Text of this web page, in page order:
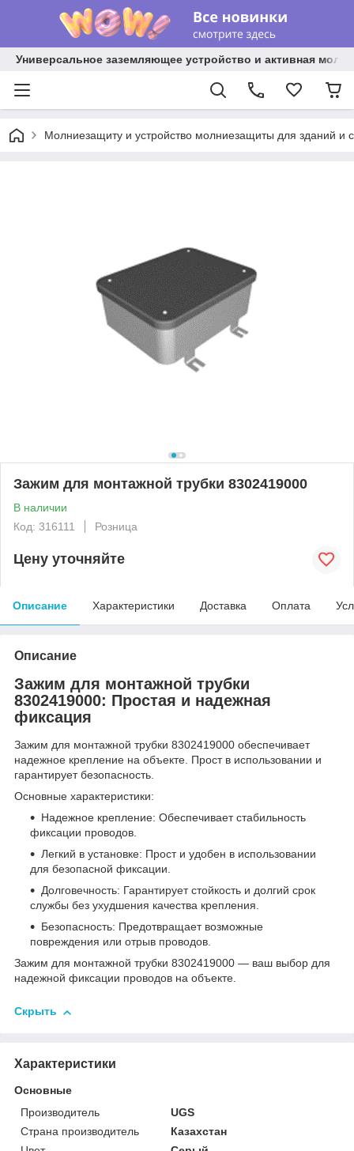
Универсальное заземляющее устройство и активная
Молниезащиту и устройство молниезащиты для зданий и
Зажим для монтажной трубки 8302419000
В наличии
Код: 316111
Розница
Цену уточняйте
Описание Характеристики Доставка Оплата
Описание
Зажим для монтажной трубки
8302419000: Простая и надежная
фиксация
Зажим для монтажной трубки 8302419000 обеспечивает
надежное крепление на объекте. Прост в использовании и
гарантирует безопасность.
Основные характеристики:
Надежное крепление: Обеспечивает стабильность
фиксации проводов.
Легкий в установке: Прост и удобен в использовании
для безопасной фиксации.
Долговечность: Гарантирует стойкость и долгий срок
службы без ухудшения качества крепления.
Безопасность: Предотвращает возможные
повреждения или отрыв проводов.
Зажим для монтажной трубки 8302419000 — ваш выбор для
надежной фиксации проводов на объекте.
Скрыть
Характеристики
Основные
Производитель
UGS
Страна производитель
Казахстан